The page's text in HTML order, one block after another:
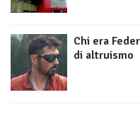
Chi era
di altruismo